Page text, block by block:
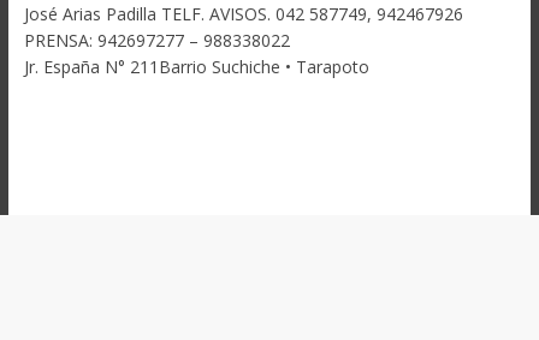
José Arias Padilla TELF. AVISOS. 042 587749, 942467926
PRENSA: 942697277 – 988338022
Jr. España N° 211Barrio Suchiche • Tarapoto